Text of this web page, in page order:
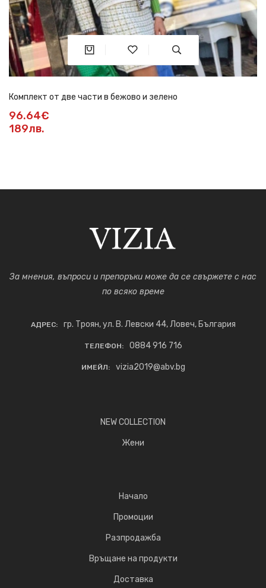
Комплект от две части в бежово и зелено
96.64€
189лв.
За мнения, въпроси и препоръки може да се свържете с нас
по всяко време
АДРЕС: гр. Троян, ул. В. Левски 44, Ловеч, България
ТЕЛЕФОН: 0884 916 716
ИМЕЙЛ: vizia2019@abv.bg
NEW COLLECTION
Жени
Начало
Промоции
Разпродажба
Връщане на продукти
Доставка